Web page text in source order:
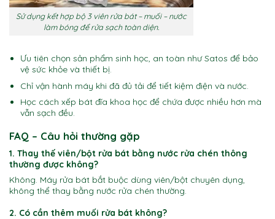
Sử dụng kết hợp bộ 3 viên rửa bát – muối – nước
làm bóng để rửa sạch toàn diện.
Ưu tiên chọn sản phẩm sinh học, an toàn như Satos để bảo
vệ sức khỏe và thiết bị.
Chỉ vận hành máy khi đã đủ tải để tiết kiệm điện và nước.
Học cách xếp bát đĩa khoa học để chứa được nhiều hơn mà
vẫn sạch đều.
FAQ – Câu hỏi thường gặp
1. Thay thế viên/bột rửa bát bằng nước rửa chén thông
thường được không?
Không. Máy rửa bát bắt buộc dùng viên/bột chuyên dụng,
không thể thay bằng nước rửa chén thường.
2. Có cần thêm muối rửa bát không?